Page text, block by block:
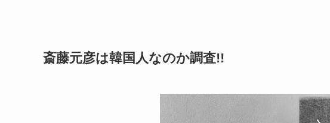
斎藤元彦は韓国人なのか調査!!